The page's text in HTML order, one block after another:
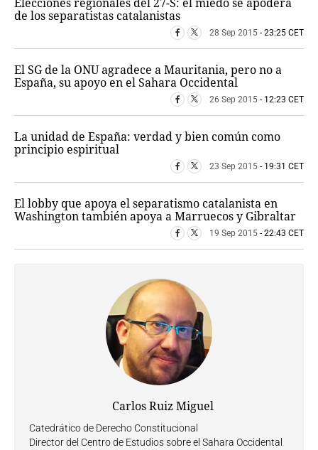
de los separatistas catalanistas
28 Sep 2015 - 23:25 CET
El SG de la ONU agradece a Mauritania, pero no a
España, su apoyo en el Sahara Occidental
26 Sep 2015 - 12:23 CET
La unidad de España: verdad y bien común como
principio espiritual
23 Sep 2015 - 19:31 CET
El lobby que apoya el separatismo catalanista en
Washington también apoya a Marruecos y Gibraltar
19 Sep 2015 - 22:43 CET
Carlos Ruiz Miguel
Catedrático de Derecho Constitucional
Director del Centro de Estudios sobre el Sahara Occidental